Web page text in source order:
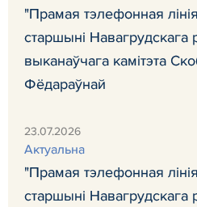
"Прамая тэлефонная
старшыні Навагрудскага
выканаўчага камітэта
Фёдараўнай
23.07.2026
Актуальна
"Прамая тэлефонная
старшыні Навагрудскага